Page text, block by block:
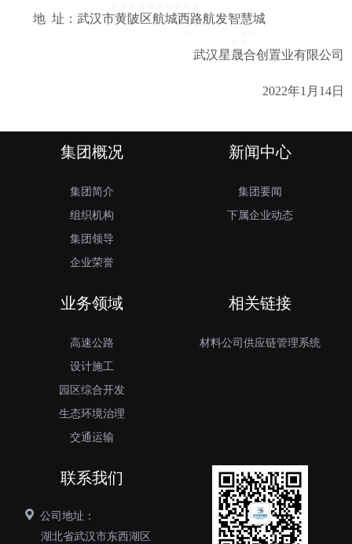
地 址：武汉市黄陂区航城西路航发智慧城
武汉星晟合创置业有限公司
2022年1月14日
集团概况
集团简介
组织机构
集团领导
企业荣誉
新闻中心
集团要闻
下属企业动态
业务领域
高速公路
设计施工
园区综合开发
生态环境治理
交通运输
相关链接
材料公司供应链管理系统
联系我们
公司地址：
湖北省武汉市东西湖区